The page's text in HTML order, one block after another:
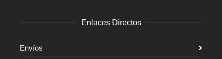
Enlaces Directos
Envíos